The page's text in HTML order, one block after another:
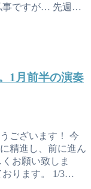
事ですが… 先週…
1月前半の演奏
ございます！ 今
精進し、前に進ん
お願い致しま
おります。 1/3…